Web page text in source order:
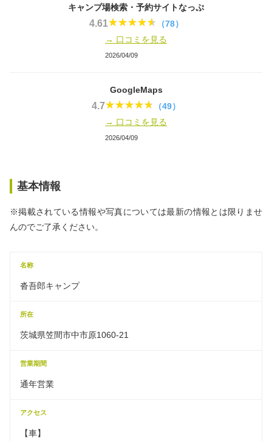
キャンプ場検索・予約サイトなっぷ
4.61
（78）
→ 口コミを見る
2026/04/09
GoogleMaps
4.7
（49）
→ 口コミを見る
2026/04/09
基本情報
※掲載されている情報や写真については最新の情報とは限りませ
んのでご了承ください。
名称
沓吾郎キャンプ
所在
茨城県笠間市中市原1060-21
営業期間
通年営業
アクセス
【車】